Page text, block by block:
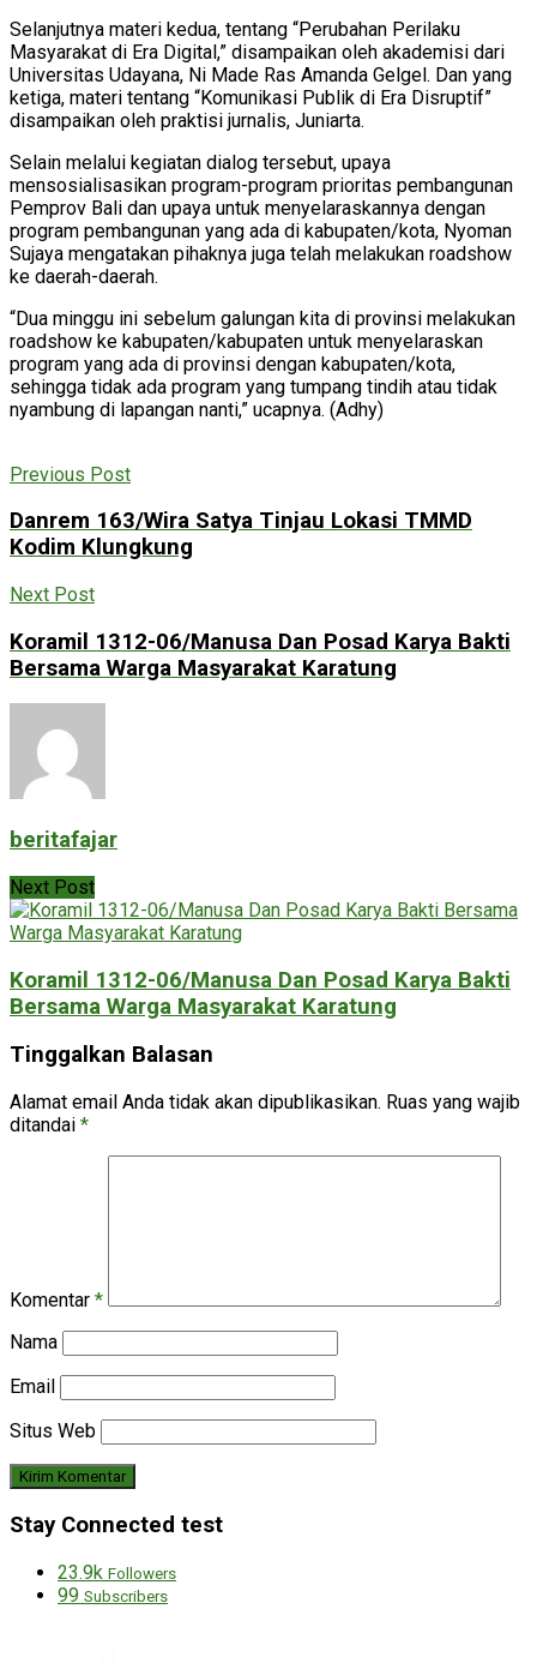
Selanjutnya materi kedua, tentang “Perubahan Perilaku
Masyarakat di Era Digital,” disampaikan oleh akademisi dari
Universitas Udayana, Ni Made Ras Amanda Gelgel. Dan yang
ketiga, materi tentang “Komunikasi Publik di Era Disruptif”
disampaikan oleh praktisi jurnalis, Juniarta.
Selain melalui kegiatan dialog tersebut, upaya
mensosialisasikan program-program prioritas pembangunan
Pemprov Bali dan upaya untuk menyelaraskannya dengan
program pembangunan yang ada di kabupaten/kota, Nyoman
Sujaya mengatakan pihaknya juga telah melakukan roadshow
ke daerah-daerah.
“Dua minggu ini sebelum galungan kita di provinsi melakukan
roadshow ke kabupaten/kabupaten untuk menyelaraskan
program yang ada di provinsi dengan kabupaten/kota,
sehingga tidak ada program yang tumpang tindih atau tidak
nyambung di lapangan nanti,” ucapnya. (Adhy)
Previous Post
Danrem 163/Wira Satya Tinjau Lokasi TMMD
Kodim Klungkung
Next Post
Koramil 1312-06/Manusa Dan Posad Karya Bakti
Bersama Warga Masyarakat Karatung
beritafajar
Next Post
Koramil 1312-06/Manusa Dan Posad Karya Bakti
Bersama Warga Masyarakat Karatung
Tinggalkan Balasan
Alamat email Anda tidak akan dipublikasikan. Ruas yang wajib
ditandai *
Komentar *
Nama
Email
Situs Web
Stay Connected test
23.9k Followers
99 Subscribers